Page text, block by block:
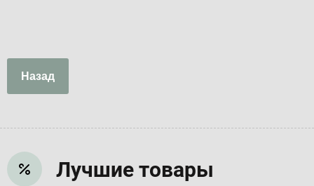
Назад
Лучшие товары